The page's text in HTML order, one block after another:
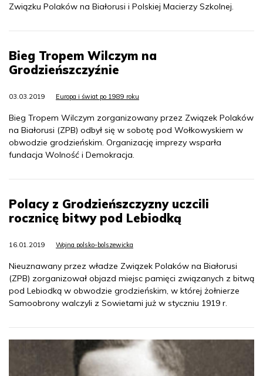
Związku Polaków na Białorusi i Polskiej Macierzy Szkolnej.
Bieg Tropem Wilczym na
Grodzieńszczyźnie
03.03.2019 Europa i świat po 1989 roku
Bieg Tropem Wilczym zorganizowany przez Związek Polaków
na Białorusi (ZPB) odbył się w sobotę pod Wołkowyskiem w
obwodzie grodzieńskim. Organizację imprezy wsparła
fundacja Wolność i Demokracja.
Polacy z Grodzieńszczyzny uczcili
rocznicę bitwy pod Lebiodką
16.01.2019 Wojna polsko-bolszewicka
Nieuznawany przez władze Związek Polaków na Białorusi
(ZPB) zorganizował objazd miejsc pamięci związanych z bitwą
pod Lebiodką w obwodzie grodzieńskim, w której żołnierze
Samoobrony walczyli z Sowietami już w styczniu 1919 r.